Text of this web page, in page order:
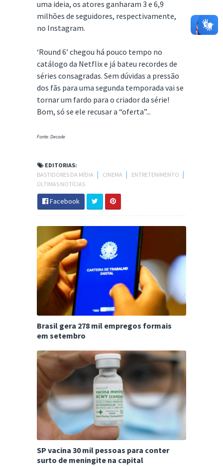
uma ideia, os atores ganharam 3 e 6,9
milhões de seguidores, respectivamente,
no Instagram.
‘Round 6’ chegou há pouco tempo no
catálogo da Netflix e já bateu recordes de
séries consagradas. Sem dúvidas a pressão
dos fãs para uma segunda temporada vai se
tornar um fardo para o criador da série!
Bom, só se ele recusar a “oferta”...
Fonte: Decode
EDITORIAS:
BASTIDORES DA MÍDIA
CINEMA ENTRETENIMENTO
ÚLTIMAS NOTÍCIAS
Facebook
Brasil gera 278 mil empregos formais
em setembro
SP vacina 30 mil pessoas para conter
surto de meningite na capital